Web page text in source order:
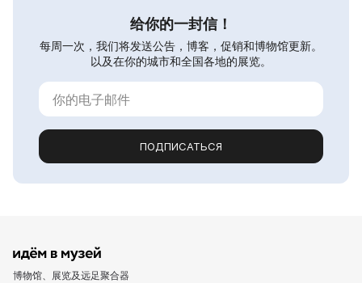
给你的一封信！
每周一次，我们将发送公告，博客，促销和博物馆更新。
以及在你的城市和全国各地的展览。
ПОДПИСАТЬСЯ
博物馆、展览及远足聚合器